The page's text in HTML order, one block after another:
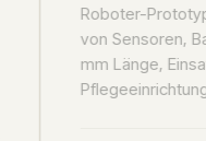
Roboter-
von Sensoren,
mm Länge,